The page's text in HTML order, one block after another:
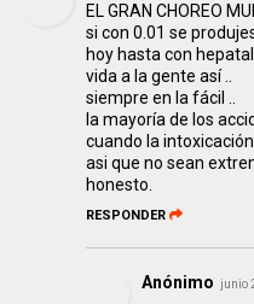
EL GRAN CHOREO
si con 0.01 se
hoy hasta con
vida a la gente así ..
siempre en la fácil ..
la mayoría de los
cuando la
asi que no sean
honesto.
RESPONDER
Anónimo junio